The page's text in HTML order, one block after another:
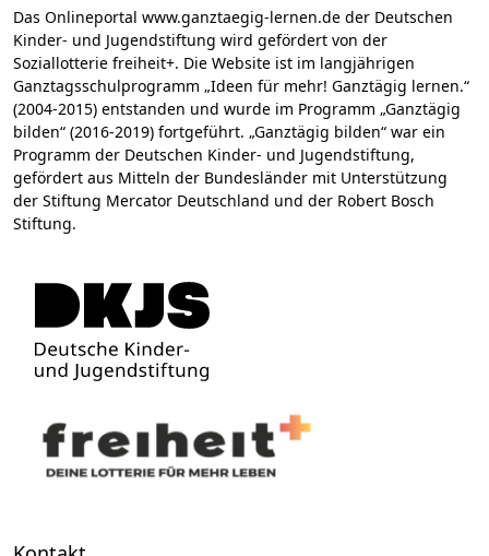
Das Onlineportal www.ganztaegig-lernen.de der Deutschen
Kinder- und Jugendstiftung wird gefördert von der
Soziallotterie freiheit+. Die Website ist im langjährigen
Ganztagsschulprogramm „Ideen für mehr! Ganztägig lernen.“
(2004-2015) entstanden und wurde im Programm „Ganztägig
bilden“ (2016-2019) fortgeführt. „Ganztägig bilden“ war ein
Programm der Deutschen Kinder- und Jugendstiftung,
gefördert aus Mitteln der Bundesländer mit Unterstützung
der Stiftung Mercator Deutschland und der Robert Bosch
Stiftung.